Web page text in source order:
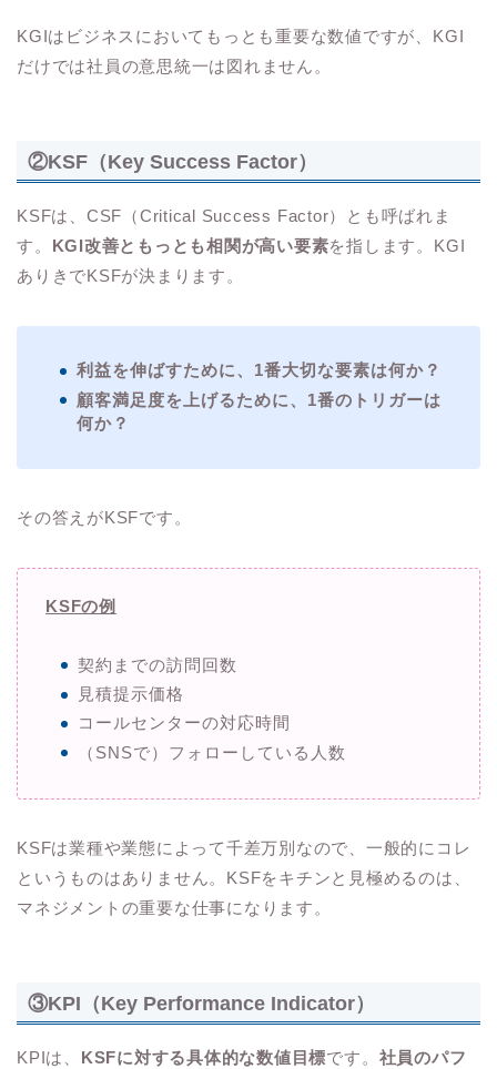
KGIはビジネスにおいてもっとも重要な数値ですが、KGI
だけでは社員の意思統一は図れません。
②KSF（Key Success Factor）
KSFは、CSF（Critical Success Factor）とも呼ばれま
す。 KGI改善ともっとも相関が高い要素を指します。KGI
ありきでKSFが決まります。
利益を伸ばすために、1番大切な要素は何か？
顧客満足度を上げるために、1番のトリガーは
何か？
その答えがKSFです。
KSFの例
契約までの訪問回数
見積提示価格
コールセンターの対応時間
（SNSで）フォローしている人数
KSFは業種や業態によって千差万別なので、一般的にコレ
というものはありません。KSFをキチンと見極めるのは、
マネジメントの重要な仕事になります。
③KPI（Key Performance Indicator）
KPIは、 KSFに対する具体的な数値目標です。 社員のパフ